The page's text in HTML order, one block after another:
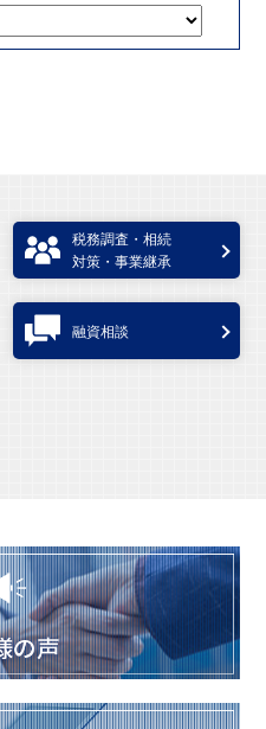
税務調査・相続
対策・事業継承
融資相談